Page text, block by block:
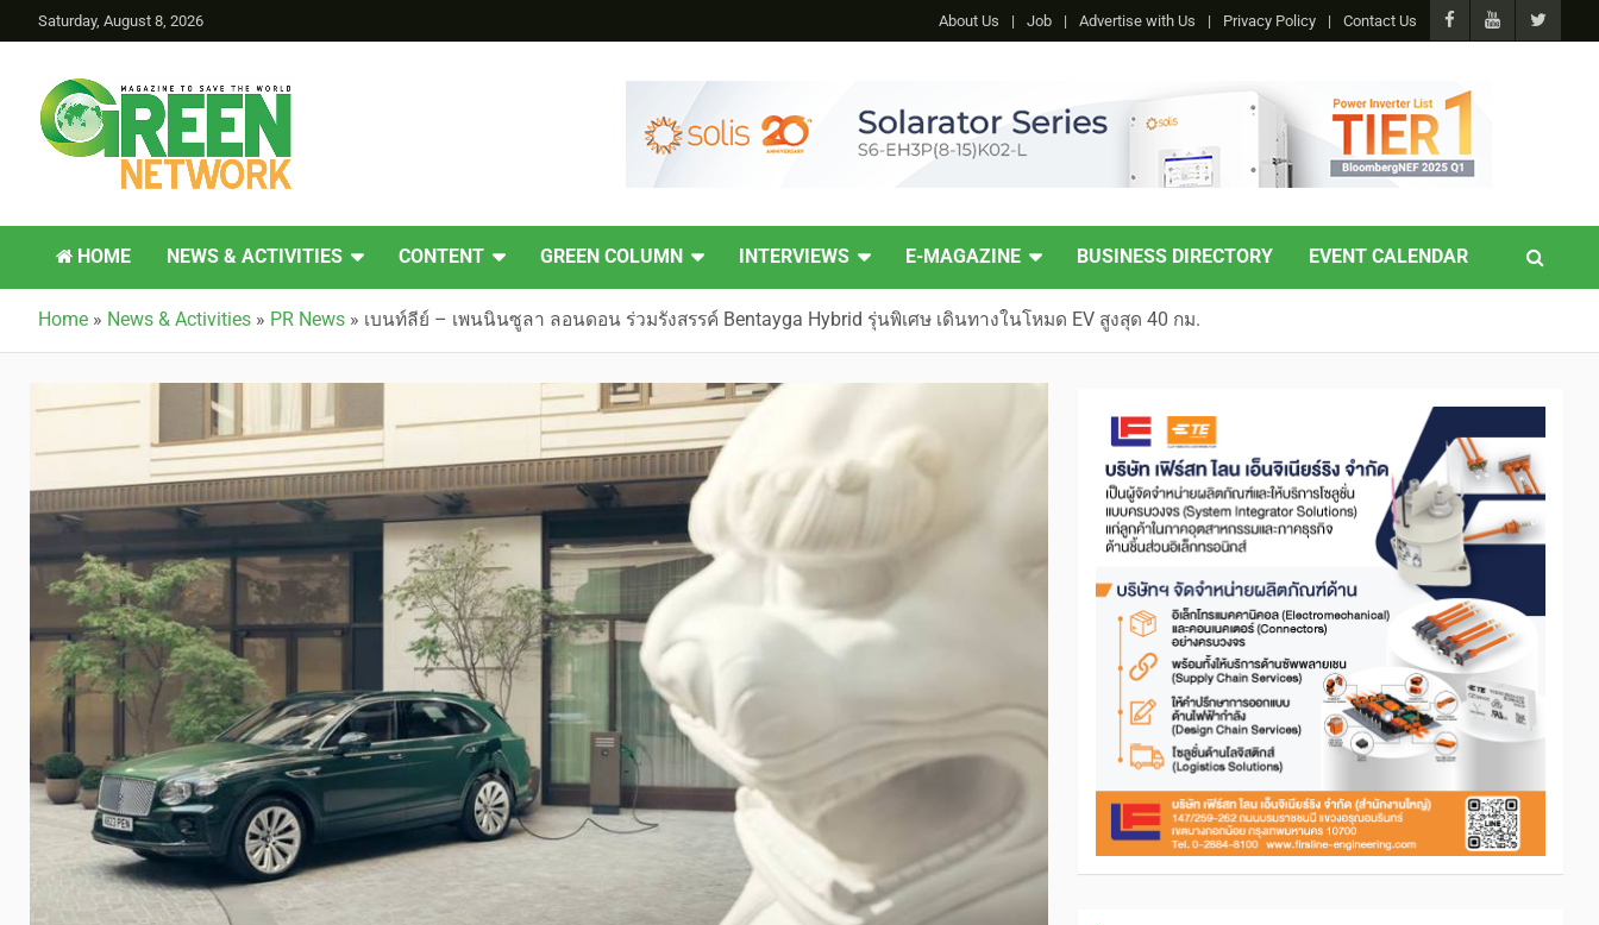
Saturday, August 8, 2026 About Us Job Advertise with Us Privacy Policy Contact Us
Green Network
HOME NEWS & ACTIVITIES CONTENT GREEN COLUMN INTERVIEWS E-MAGAZINE BUSINESS DIRECTORY EVENT CALENDAR
Home » News & Activities » PR News » เบนท์ลีย์ – เพนนินซูลา ลอนดอน ร่วมรังสรรค์ Bentayga Hybrid รุ่นพิเศษ เดินทางในโหมด EV สูงสุด 40 กม.